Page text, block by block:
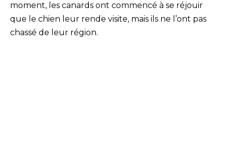
moment, les canards ont commencé à se réjouir
que le chien leur rende visite, mais ils ne l’ont pas
chassé de leur région.